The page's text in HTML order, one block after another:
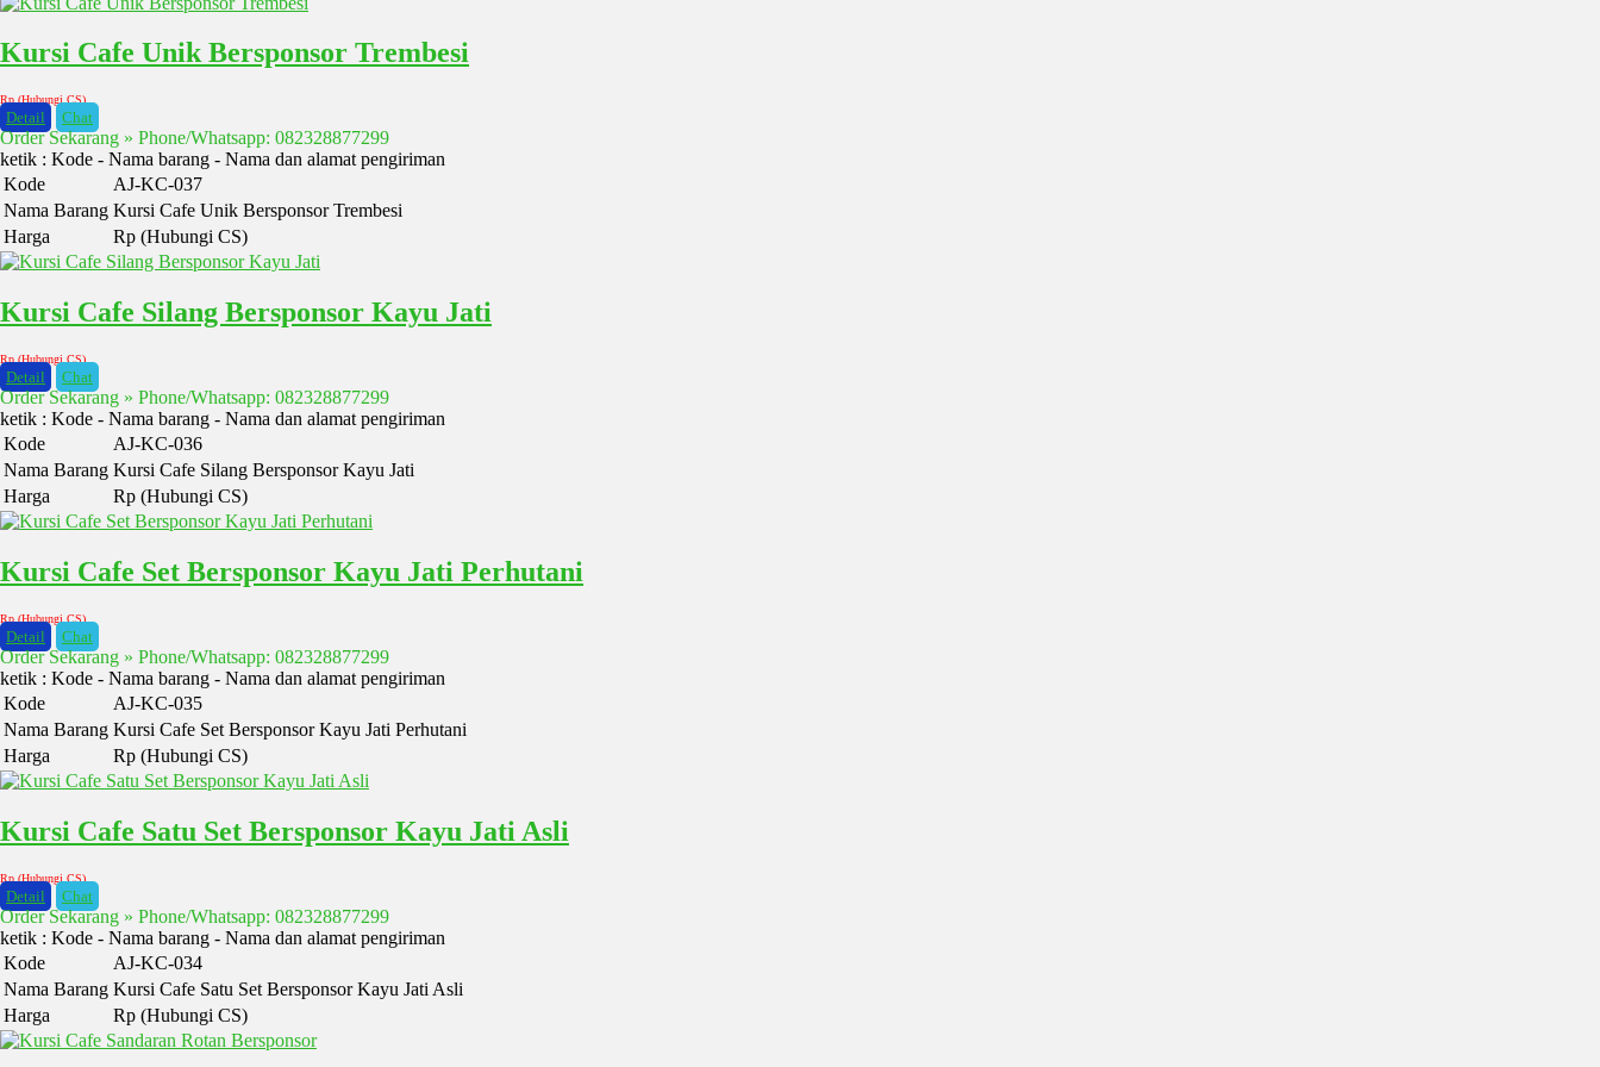
Kursi Cafe Unik Bersponsor Trembesi
Rp (Hubungi CS)
Detail Chat
Order Sekarang » Phone/Whatsapp: 082328877299
ketik : Kode - Nama barang - Nama dan alamat pengiriman
Kode
AJ-KC-037
Nama Barang Kursi Cafe Unik Bersponsor Trembesi
Harga
Rp (Hubungi CS)
Kursi Cafe Silang Bersponsor Kayu Jati
Rp (Hubungi CS)
Detail Chat
Order Sekarang » Phone/Whatsapp: 082328877299
ketik : Kode - Nama barang - Nama dan alamat pengiriman
Kode
AJ-KC-036
Nama Barang Kursi Cafe Silang Bersponsor Kayu Jati
Harga
Rp (Hubungi CS)
Kursi Cafe Set Bersponsor Kayu Jati Perhutani
Rp (Hubungi CS)
Detail Chat
Order Sekarang » Phone/Whatsapp: 082328877299
ketik : Kode - Nama barang - Nama dan alamat pengiriman
Kode
AJ-KC-035
Nama Barang Kursi Cafe Set Bersponsor Kayu Jati Perhutani
Harga
Rp (Hubungi CS)
Kursi Cafe Satu Set Bersponsor Kayu Jati Asli
Rp (Hubungi CS)
Detail Chat
Order Sekarang » Phone/Whatsapp: 082328877299
ketik : Kode - Nama barang - Nama dan alamat pengiriman
Kode
AJ-KC-034
Nama Barang Kursi Cafe Satu Set Bersponsor Kayu Jati Asli
Harga
Rp (Hubungi CS)